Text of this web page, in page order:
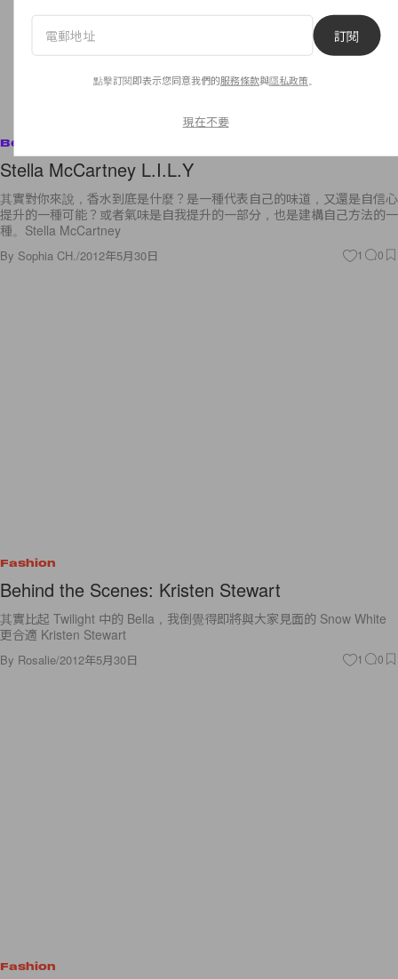
Beauty
Stella McCartney L.I.L.Y
其實對你來說，香水到底是什麼？是一種代表自己的味道，又還是自信心
提升的一種可能？或者氣味是自我提升的一部分，也是建構自己方法的一
種。Stella McCartney
By Sophia CH./2012年5月30日 1 0
Fashion
Behind the Scenes: Kristen Stewart
其實比起 Twilight 中的 Bella，我倒覺得即將與大家見面的 Snow White
更合適 Kristen Stewart
By Rosalie/2012年5月30日 1 0
Fashion
訂閱
點擊訂閱即表示您同意我們的服務條款與隱私政策
現在不要